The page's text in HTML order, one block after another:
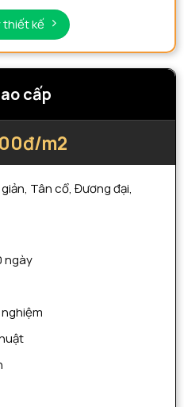
thiết kế
cấp
m2
Tân cổ, Đương đại,
ngày